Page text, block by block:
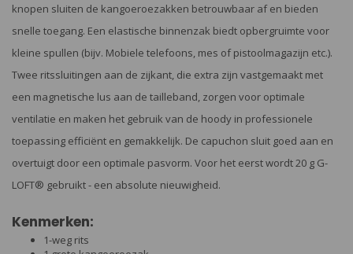
knopen sluiten de kangoeroezakken betrouwbaar af en bieden
snelle toegang. Een elastische binnenzak biedt opbergruimte voor
kleine spullen (bijv. Mobiele telefoons, mes of pistoolmagazijn etc.).
Twee ritssluitingen aan de zijkant, die extra zijn vastgemaakt met
een magnetische lus aan de tailleband, zorgen voor optimale
ventilatie en maken het gebruik van de hoody in professionele
toepassing efficiënt en gemakkelijk. De capuchon sluit goed aan en
overtuigt door een optimale pasvorm. Voor het eerst wordt 20 g G-
LOFT® gebruikt - een absolute nieuwigheid.
Kenmerken:
1-weg rits